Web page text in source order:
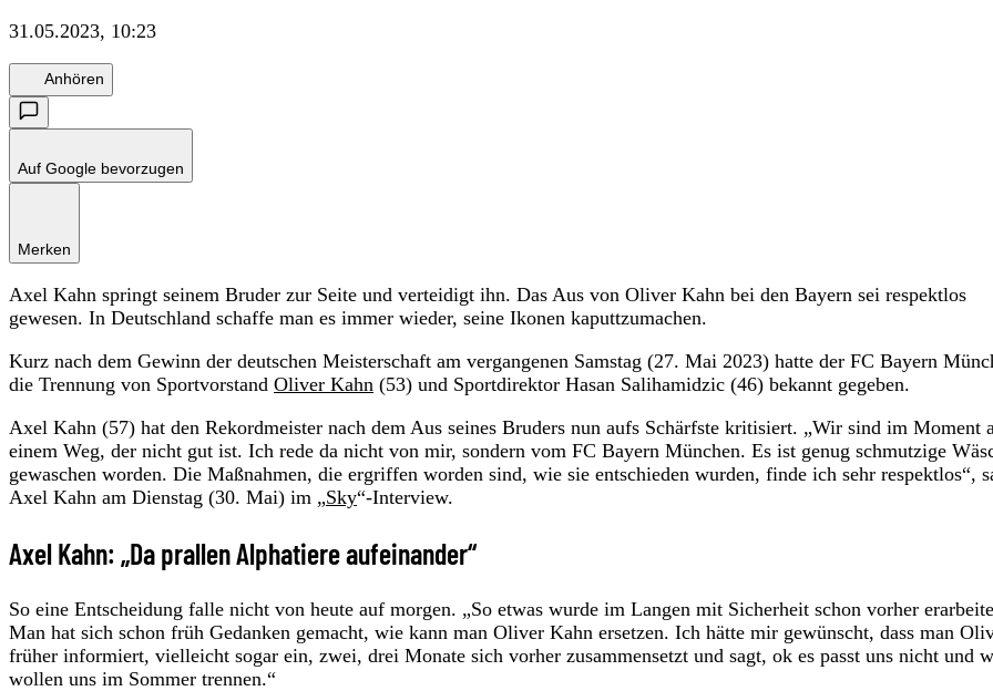
31.05.2023, 10:23
Anhören
Auf Google bevorzugen
Merken
Axel Kahn springt seinem Bruder zur Seite und verteidigt ihn. Das Aus von Oliver Kahn bei den Bayern sei respektlos
gewesen. In Deutschland schaffe man es immer wieder, seine Ikonen kaputtzumachen.
Kurz nach dem Gewinn der deutschen Meisterschaft am vergangenen Samstag (27. Mai 2023) hatte der FC Bayern
die Trennung von Sportvorstand Oliver Kahn (53) und Sportdirektor Hasan Salihamidzic (46) bekannt gegeben.
Axel Kahn (57) hat den Rekordmeister nach dem Aus seines Bruders nun aufs Schärfste kritisiert. „Wir sind im Moment
einem Weg, der nicht gut ist. Ich rede da nicht von mir, sondern vom FC Bayern München. Es ist genug schmutzige
gewaschen worden. Die Maßnahmen, die ergriffen worden sind, wie sie entschieden wurden, finde ich sehr respektlos“,
Axel Kahn am Dienstag (30. Mai) im „Sky“-Interview.
Axel Kahn: „Da prallen Alphatiere aufeinander“
So eine Entscheidung falle nicht von heute auf morgen. „So etwas wurde im Langen mit Sicherheit schon vorher
Man hat sich schon früh Gedanken gemacht, wie kann man Oliver Kahn ersetzen. Ich hätte mir gewünscht, dass man
früher informiert, vielleicht sogar ein, zwei, drei Monate sich vorher zusammensetzt und sagt, ok es passt uns nicht und
wollen uns im Sommer trennen.“